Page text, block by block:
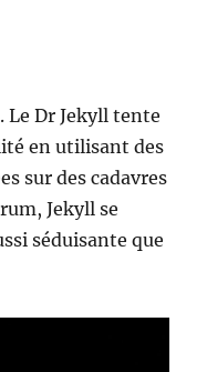
Le Dr Jekyll tente
en utilisant des
sur des cadavres
Jekyll se
séduisante que